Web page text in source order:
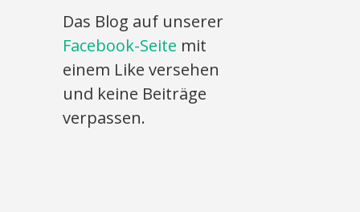
Das Blog auf unserer
Facebook-Seite mit
einem Like versehen
und keine Beiträge
verpassen.